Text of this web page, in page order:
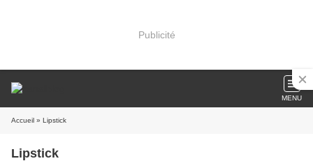
Publicité
MENU
Accueil » Lipstick
Lipstick